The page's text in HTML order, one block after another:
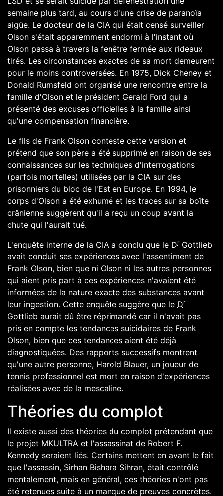
semaine plus tard, au cours d'une crise de paranoïa
aigüe. Le docteur de la CIA qui était censé surveiller
Olson s'était apparemment endormi à l'instant où
Olson passa à travers la fenêtre fermée aux rideaux
tirés. Les circonstances exactes de sa mort demeurent
pour le moins controversées. En 1975, Dick Cheney et
Donald Rumsfeld ont organisé une rencontre entre la
famille d'Olson et le président Gerald Ford qui a
présenté des excuses officielles à la famille ainsi
qu'une compensation financière.
Le fils de Frank Olson conteste cette version et
prétend que son père a été supprimé en raison de ses
connaissances sur les techniques d'interrogations
(parfois mortelles) utilisées par la CIA sur des
prisonniers du bloc de l'Est en Europe. En 1994, le
corps d'Olson a été exhumé et les traces sur sa boîte
crânienne suggèrent qu'il a reçu un coup avant la
chute qui l'aurait tué.
L'enquête interne de la CIA a conclu que le DrGottlieb
avait conduit ses expériences avec l'assentiment de
Frank Olson, bien que ni Olson ni les autres personnes
qui aient pris part à ces expériences n'avaient été
informées de la nature exacte des substances avant
leur ingestion. Cette enquête suggère que le Dr
Gottlieb aurait dû être réprimandé car il n'avait pas
pris en compte les tendances suicidaires de Frank
Olson, bien que ces tendances aient été déjà
diagnostiquées. Des rapports successifs montrent
qu'une autre personne, Harold Blauer, un joueur de
tennis professionnel est mort en raison d'expériences
réalisées avec de la mescaline.
Théories du complot
Il existe aussi des théories du complot prétendant que
le projet MKULTRA et l'assassinat de Robert F.
Kennedy seraient liés. Certains mettent en avant le fait
que l'assassin, Sirhan Bishara Sihran, était contrôlé
mentalement, mais en général, ces théories n'ont pas
été retenues suite à un manque de preuves concrètes.